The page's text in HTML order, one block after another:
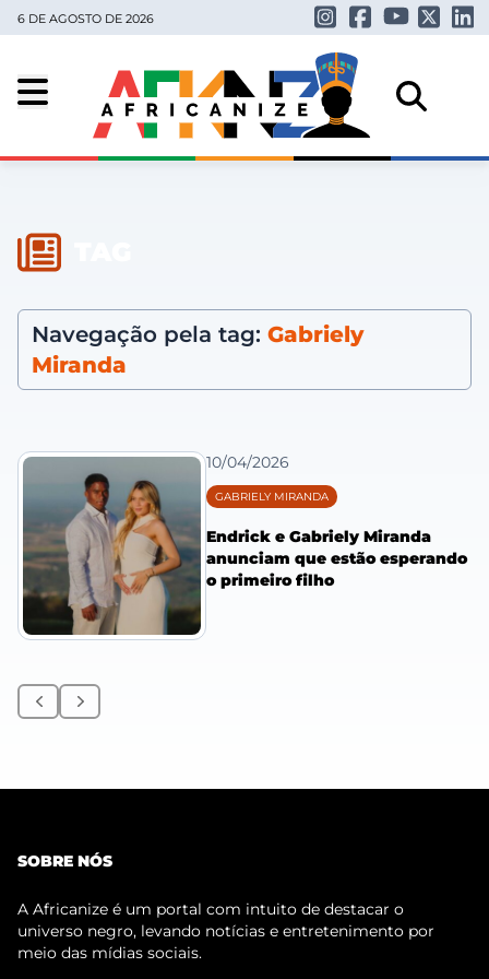
6 DE AGOSTO DE 2026
Navegação pela tag: Gabriely
Miranda
10/04/2026
GABRIELY MIRANDA
Endrick e Gabriely Miranda
anunciam que estão esperando
o primeiro filho
AnteriorPróximo
SOBRE NÓS
A Africanize é um portal com intuito de destacar o
universo negro, levando notícias e entretenimento por
meio das mídias sociais.